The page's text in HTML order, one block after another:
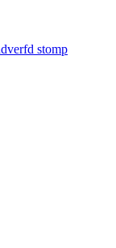
stomp